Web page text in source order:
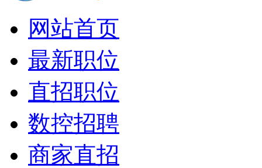
网站首页
最新职位
直招职位
数控招聘
商家直招